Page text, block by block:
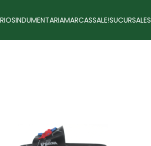
INDUMENTARIAMARCASSALE!SUCURSALES